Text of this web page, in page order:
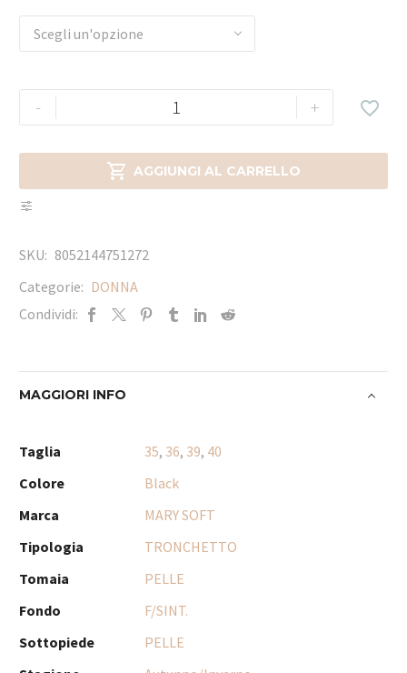
Scegli un'opzione
- +
 AGGIUNGI AL CARRELLO

SKU: 8052144751272
Categorie: DONNA
Condividi:
MAGGIORI INFO
Taglia 35, 36, 39, 40
Colore
Black
Marca
MARY SOFT
Tipologia
TRONCHETTO
Tomaia
PELLE
Fondo
F/SINT.
Sottopiede
PELLE